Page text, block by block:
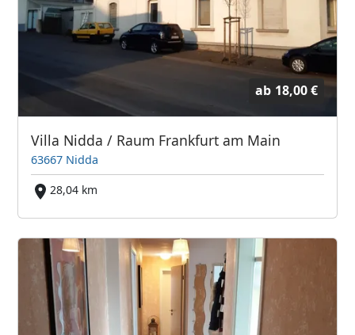
ab 18,00 €
Villa Nidda / Raum Frankfurt am Main
63667 Nidda
28,04 km